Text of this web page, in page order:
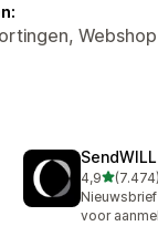
Webshop
4,9van 5
(7.474)
7474
voor